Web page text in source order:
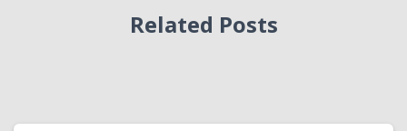
Related Posts